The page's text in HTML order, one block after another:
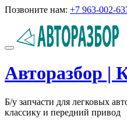
Перейти
содержимому
Позвоните нам: +7 963-002-
Показать/
навигацию
Авторазбор |
Б/у запчасти для легковых
классику и передний привод